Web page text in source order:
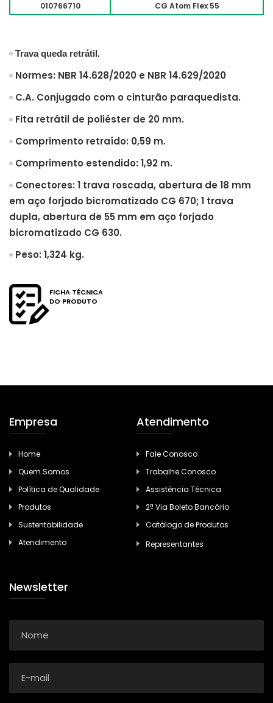
010766710
CG Atom Flex 55
Trava queda retrátil.
Normes: NBR 14.628/2020 e NBR 14.629/2020
C.A. Conjugado com o cinturão paraquedista.
Fita retrátil de poliéster de 20 mm.
Comprimento retraído: 0,59 m.
Comprimento estendido: 1,92 m.
Conectores: 1 trava roscada, abertura de 18 mm
em aço forjado bicromatizado CG 670; 1 trava
dupla, abertura de 55 mm em aço forjado
bicromatizado CG 630.
Peso: 1,324 kg.
FICHA TÉCNICA
DO PRODUTO
Empresa
Home
Quem Somos
Política de Qualidade
Produtos
Sustentabilidade
Atendimento
Atendimento
Fale Conosco
Trabalhe Conosco
Assistência Técnica
2ª Via Boleto Bancário
Catálogo de Produtos
Representantes
Newsletter